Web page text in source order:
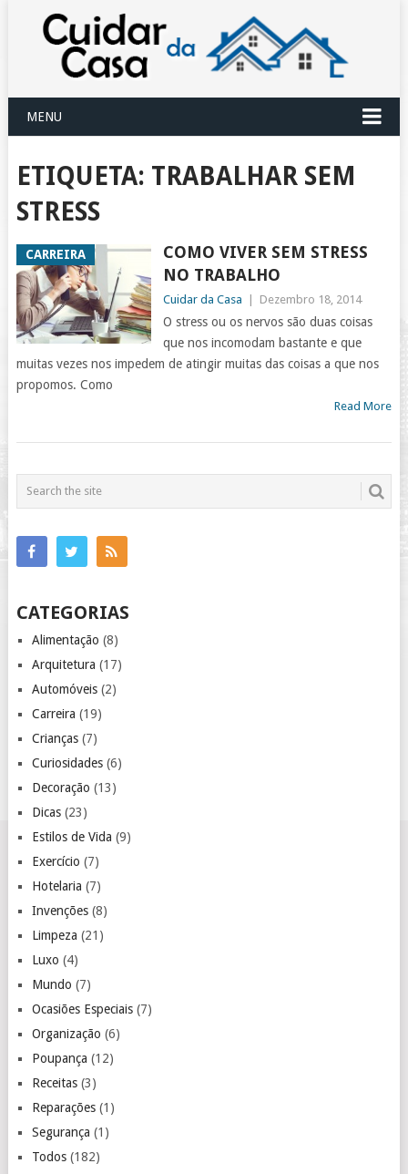
MENU
ETIQUETA: TRABALHAR SEM
STRESS
CARREIRA
COMO VIVER SEM STRESS
NO TRABALHO
Cuidar da Casa Dezembro 18, 2014
O stress ou os nervos são duas coisas
que nos incomodam bastante e que
muitas vezes nos impedem de atingir muitas das coisas a que nos
propomos. Como
Read More
CATEGORIAS
Alimentação (8)
Arquitetura (17)
Automóveis(2)
Carreira (19)
Crianças(7)
Curiosidades(6)
Decoração (13)
Dicas(23)
Estilos de Vida (9)
Exercício (7)
Hotelaria (7)
Invenções(8)
Limpeza (21)
Luxo (4)
Mundo (7)
Ocasiões Especiais(7)
Organização (6)
Poupança (12)
Receitas(3)
Reparações(1)
Segurança (1)
Todos(182)